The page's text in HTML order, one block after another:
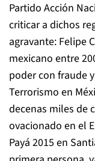
Partido Acción
criticar a dichos
agravante: Felipe
mexicano entre
poder con fraude
Terrorismo en
decenas miles de
ovacionado en el
Payá 2015 en